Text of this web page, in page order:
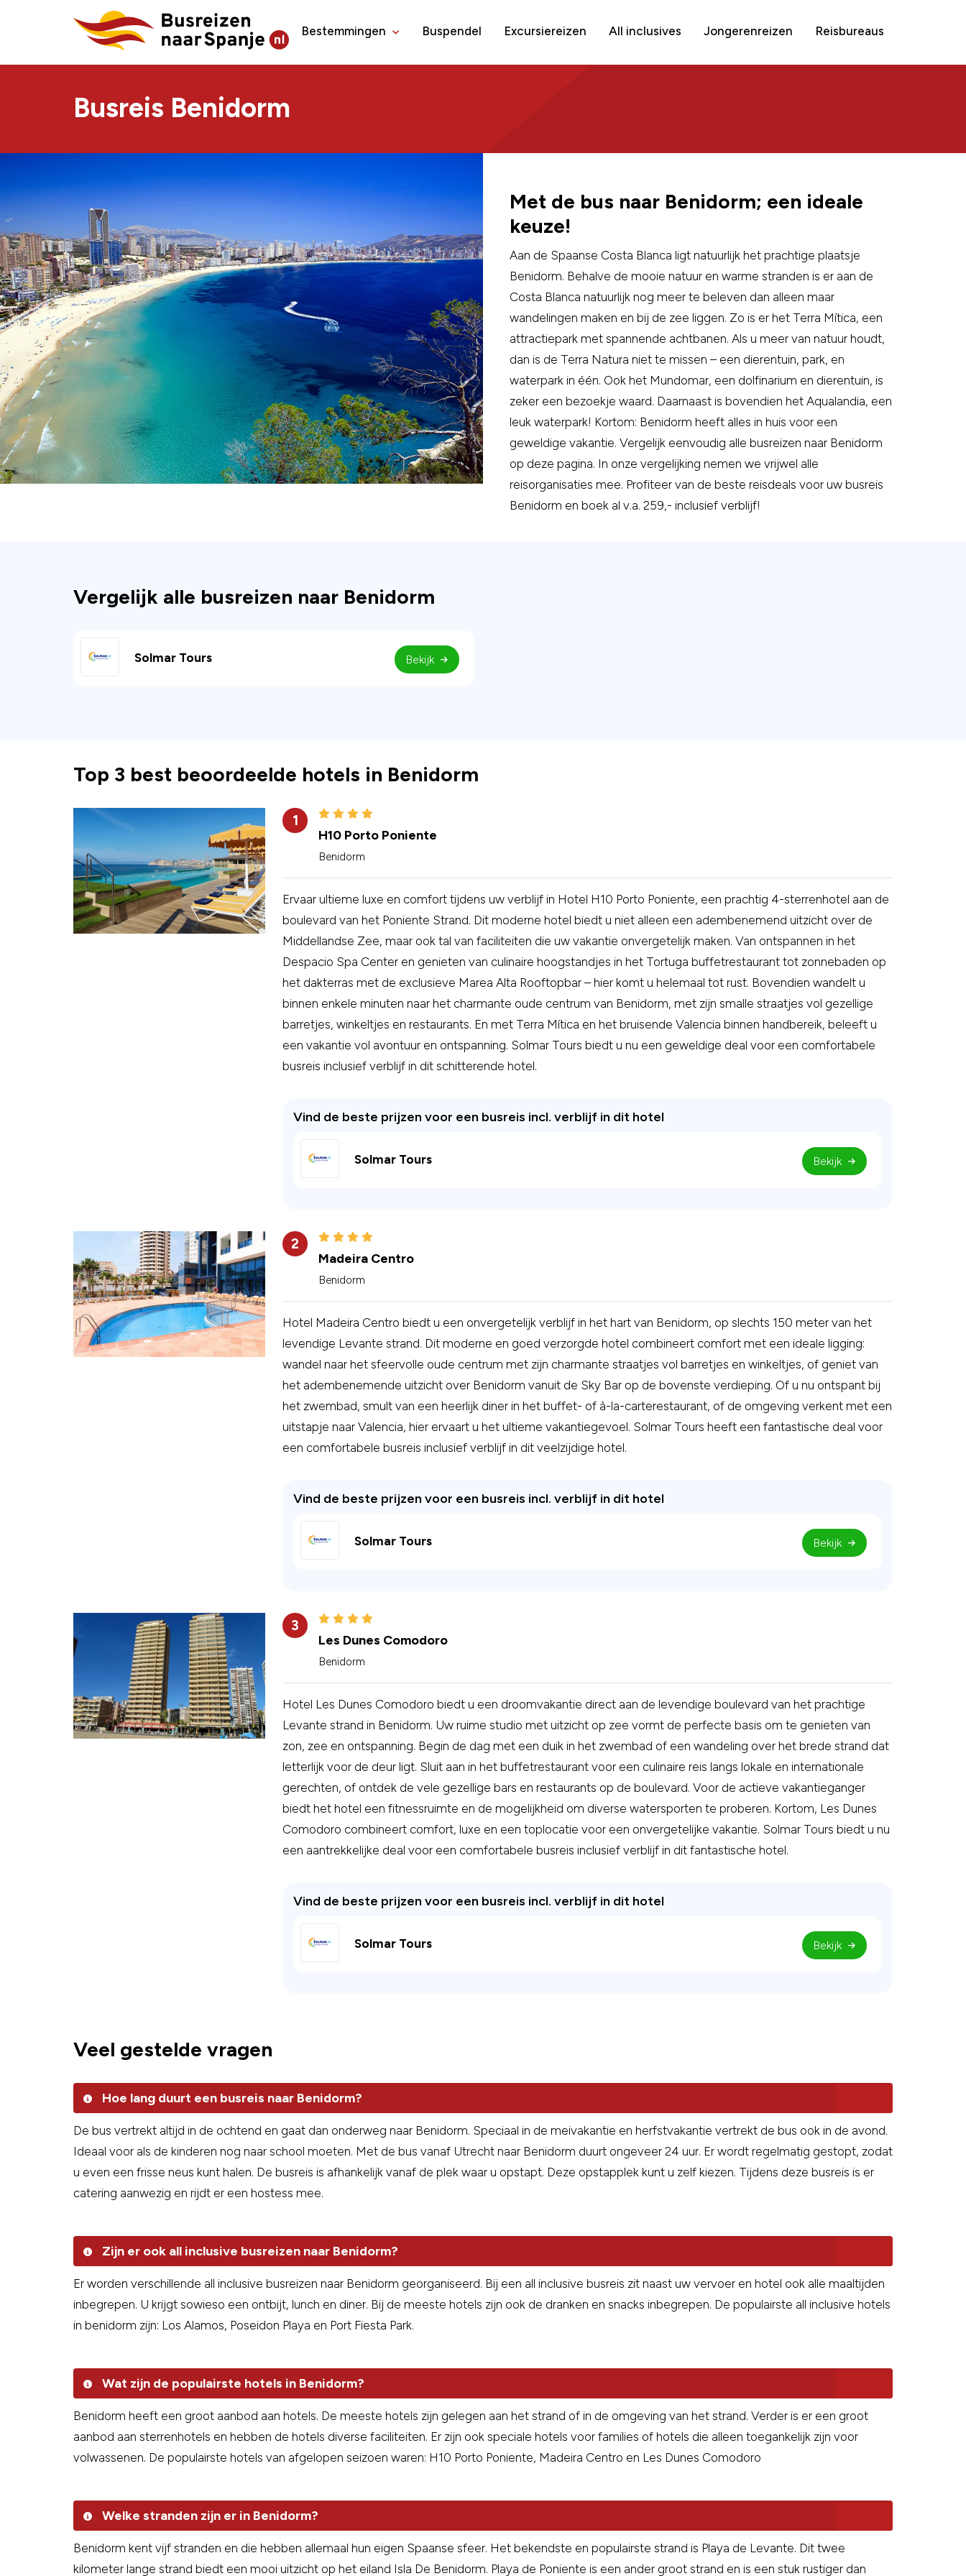
Bestemmingen Buspendel Excursiereizen All inclusives Jongerenreizen Reisbureaus
Busreis Benidorm
Met de bus naar Benidorm; een ideale
keuze!
Aan de Spaanse Costa Blanca ligt natuurlijk het prachtige plaatsje
Benidorm. Behalve de mooie natuur en warme stranden is er aan de
Costa Blanca natuurlijk nog meer te beleven dan alleen maar
wandelingen maken en bij de zee liggen. Zo is er het Terra Mítica, een
attractiepark met spannende achtbanen. Als u meer van natuur houdt,
dan is de Terra Natura niet te missen – een dierentuin, park, en
waterpark in één. Ook het Mundomar, een dolfinarium en dierentuin, is
zeker een bezoekje waard. Daarnaast is bovendien het Aqualandia, een
leuk waterpark! Kortom: Benidorm heeft alles in huis voor een
geweldige vakantie. Vergelijk eenvoudig alle busreizen naar Benidorm
op deze pagina. In onze vergelijking nemen we vrijwel alle
reisorganisaties mee. Profiteer van de beste reisdeals voor uw busreis
Benidorm en boek al v.a. 259,- inclusief verblijf!
Vergelijk alle busreizen naar Benidorm
Solmar Tours Bekijk
Top 3 best beoordeelde hotels in Benidorm
1
H10 Porto Poniente
Benidorm
Ervaar ultieme luxe en comfort tijdens uw verblijf in Hotel H10 Porto Poniente, een prachtig 4-sterrenhotel aan de
boulevard van het Poniente Strand. Dit moderne hotel biedt u niet alleen een adembenemend uitzicht over de
Middellandse Zee, maar ook tal van faciliteiten die uw vakantie onvergetelijk maken. Van ontspannen in het
Despacio Spa Center en genieten van culinaire hoogstandjes in het Tortuga buffetrestaurant tot zonnebaden op
het dakterras met de exclusieve Marea Alta Rooftopbar – hier komt u helemaal tot rust. Bovendien wandelt u
binnen enkele minuten naar het charmante oude centrum van Benidorm, met zijn smalle straatjes vol gezellige
barretjes, winkeltjes en restaurants. En met Terra Mítica en het bruisende Valencia binnen handbereik, beleeft u
een vakantie vol avontuur en ontspanning. Solmar Tours biedt u nu een geweldige deal voor een comfortabele
busreis inclusief verblijf in dit schitterende hotel.
Vind de beste prijzen voor een busreis incl. verblijf in dit hotel
Solmar Tours Bekijk
2
Madeira Centro
Benidorm
Hotel Madeira Centro biedt u een onvergetelijk verblijf in het hart van Benidorm, op slechts 150 meter van het
levendige Levante strand. Dit moderne en goed verzorgde hotel combineert comfort met een ideale ligging:
wandel naar het sfeervolle oude centrum met zijn charmante straatjes vol barretjes en winkeltjes, of geniet van
het adembenemende uitzicht over Benidorm vanuit de Sky Bar op de bovenste verdieping. Of u nu ontspant bij
het zwembad, smult van een heerlijk diner in het buffet- of à-la-carterestaurant, of de omgeving verkent met een
uitstapje naar Valencia, hier ervaart u het ultieme vakantiegevoel. Solmar Tours heeft een fantastische deal voor
een comfortabele busreis inclusief verblijf in dit veelzijdige hotel.
Vind de beste prijzen voor een busreis incl. verblijf in dit hotel
Solmar Tours Bekijk
3
Les Dunes Comodoro
Benidorm
Hotel Les Dunes Comodoro biedt u een droomvakantie direct aan de levendige boulevard van het prachtige
Levante strand in Benidorm. Uw ruime studio met uitzicht op zee vormt de perfecte basis om te genieten van
zon, zee en ontspanning. Begin de dag met een duik in het zwembad of een wandeling over het brede strand dat
letterlijk voor de deur ligt. Sluit aan in het buffetrestaurant voor een culinaire reis langs lokale en internationale
gerechten, of ontdek de vele gezellige bars en restaurants op de boulevard. Voor de actieve vakantieganger
biedt het hotel een fitnessruimte en de mogelijkheid om diverse watersporten te proberen. Kortom, Les Dunes
Comodoro combineert comfort, luxe en een toplocatie voor een onvergetelijke vakantie. Solmar Tours biedt u nu
een aantrekkelijke deal voor een comfortabele busreis inclusief verblijf in dit fantastische hotel.
Vind de beste prijzen voor een busreis incl. verblijf in dit hotel
Solmar Tours Bekijk
Veel gestelde vragen
Hoe lang duurt een busreis naar Benidorm?
De bus vertrekt altijd in de ochtend en gaat dan onderweg naar Benidorm. Speciaal in de meivakantie en herfstvakantie vertrekt de bus ook in de avond.
Ideaal voor als de kinderen nog naar school moeten. Met de bus vanaf Utrecht naar Benidorm duurt ongeveer 24 uur. Er wordt regelmatig gestopt, zodat
u even een frisse neus kunt halen. De busreis is afhankelijk vanaf de plek waar u opstapt. Deze opstapplek kunt u zelf kiezen. Tijdens deze busreis is er
catering aanwezig en rijdt er een hostess mee.
Zijn er ook all inclusive busreizen naar Benidorm?
Er worden verschillende all inclusive busreizen naar Benidorm georganiseerd. Bij een all inclusive busreis zit naast uw vervoer en hotel ook alle maaltijden
inbegrepen. U krijgt sowieso een ontbijt, lunch en diner. Bij de meeste hotels zijn ook de dranken en snacks inbegrepen. De populairste all inclusive hotels
in benidorm zijn: Los Alamos, Poseidon Playa en Port Fiesta Park.
Wat zijn de populairste hotels in Benidorm?
Benidorm heeft een groot aanbod aan hotels. De meeste hotels zijn gelegen aan het strand of in de omgeving van het strand. Verder is er een groot
aanbod aan sterrenhotels en hebben de hotels diverse faciliteiten. Er zijn ook speciale hotels voor families of hotels die alleen toegankelijk zijn voor
volwassenen. De populairste hotels van afgelopen seizoen waren: H10 Porto Poniente, Madeira Centro en Les Dunes Comodoro
Welke stranden zijn er in Benidorm?
Benidorm kent vijf stranden en die hebben allemaal hun eigen Spaanse sfeer. Het bekendste en populairste strand is Playa de Levante. Dit twee
kilometer lange strand biedt een mooi uitzicht op het eiland Isla De Benidorm. Playa de Poniente is een ander groot strand en is een stuk rustiger dan